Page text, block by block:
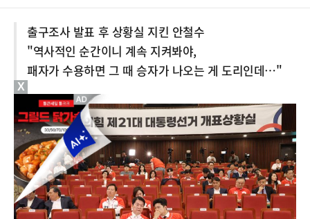
출구조사 발표 후 상황실 지킨 안철수
"역사적인 순간이니 계속 지켜봐야,
패자가 수용하면 그 때 승자가 나오는 게 도리인데…"
X